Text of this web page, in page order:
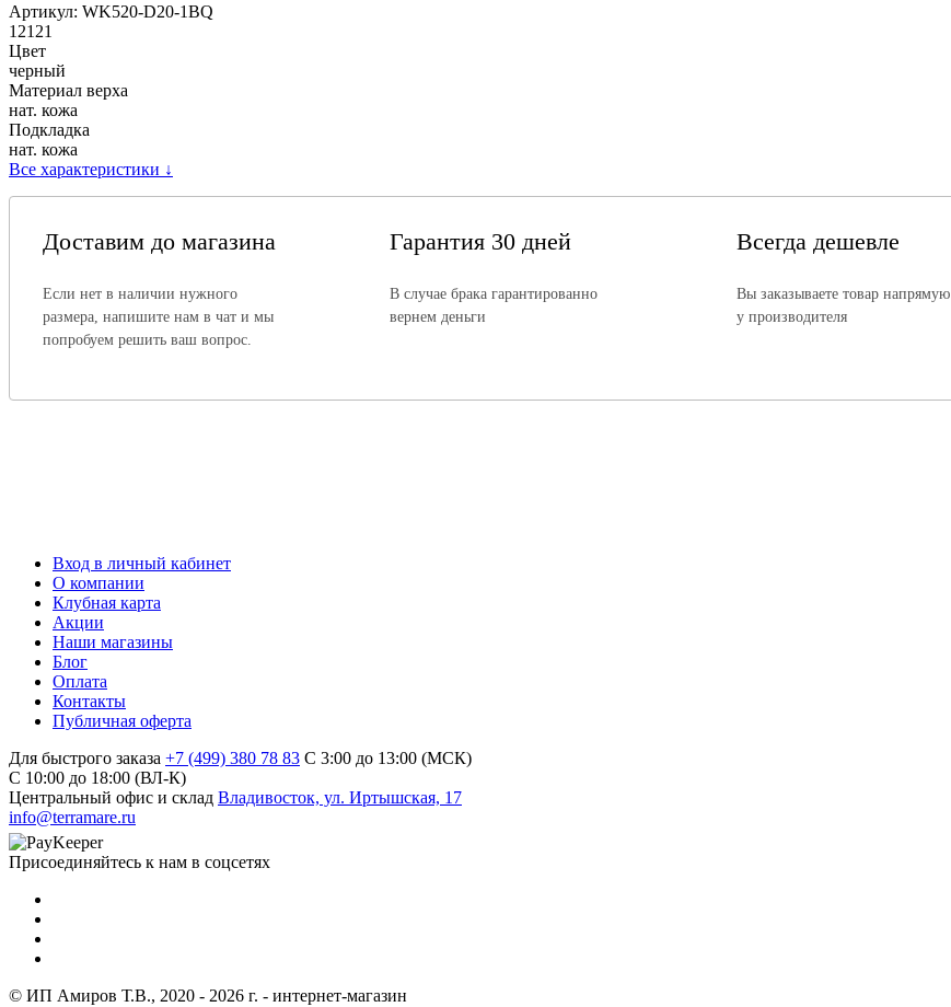
Артикул: WK520-D20-1BQ
12121
Цвет
черный
Материал верха
нат. кожа
Подкладка
нат. кожа
Все характеристики ↓
Доставим до магазина
Если нет в наличии нужного
размера, напишите нам в чат и мы
попробуем решить ваш вопрос.
Гарантия 30 дней
В случае брака гарантированно
вернем деньги
Всегда дешевле
Вы заказываете товар напрямую
у производителя
Вход в личный кабинет
О компании
Клубная карта
Акции
Наши магазины
Блог
Оплата
Контакты
Публичная оферта
Для быстрого заказа +7 (499) 380 78 83 С 3:00 до 13:00 (МСК)
C 10:00 до 18:00 (ВЛ-К)
Центральный офис и склад Владивосток, ул. Иртышская, 17
info@terramare.ru
Присоединяйтесь к нам в соцсетях
© ИП Амиров Т.В., 2020 - 2026 г. - интернет-магазин